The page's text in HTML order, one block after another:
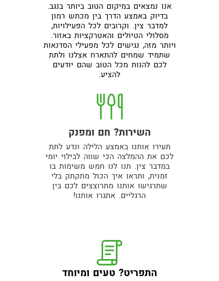
אנו נמצאים במיקום הטוב ביותר בנגב.
בדיוק באמצע הדרך בין מכתש רמון
למדבר צין. וקרובים לכל הפעילויות,
מסלולי הטיולים והאטרקציות באזור.
ויותר מזה, נגישים לכל מפעילי הסדנאות
שתמיד שמחים להתארח אצלנו ולתת
לכם להנות מכל הטוב שהם יודעים
להציע.
השירות? חם ומפנק
תעירו אותנו באמצע הלילה ונדע לתת
לכם את ההמלצה הכי שווה לבילוי יומי
במדבר צין. תנו לנו חמש משימות בו
זמנית, ותראו איך הכול מתקתק בלי
שתרגישו אותנו מתרוצצים לכם בין
הרגליים. אתגרו אותנו!
התפריט? טעים ומיוחד